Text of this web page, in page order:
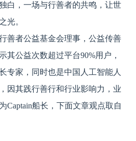
白，一场与行善者的共鸣，让世
光。
善者公益基金会理事，公益传善
其公益次数超过平台90%用户，
专家，同时也是中国人工智能人
因其践行善行和行业影响力，业
Captain船长，下面文章观点取自